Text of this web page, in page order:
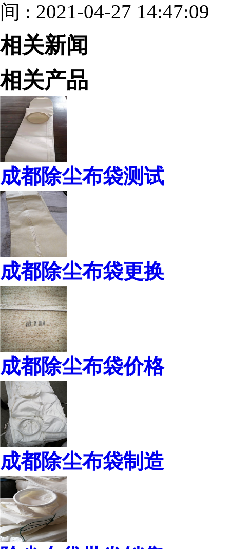
间 : 2021-04-27 14:47:09
相关新闻
相关产品
成都除尘布袋测试
成都除尘布袋更换
成都除尘布袋价格
成都除尘布袋制造